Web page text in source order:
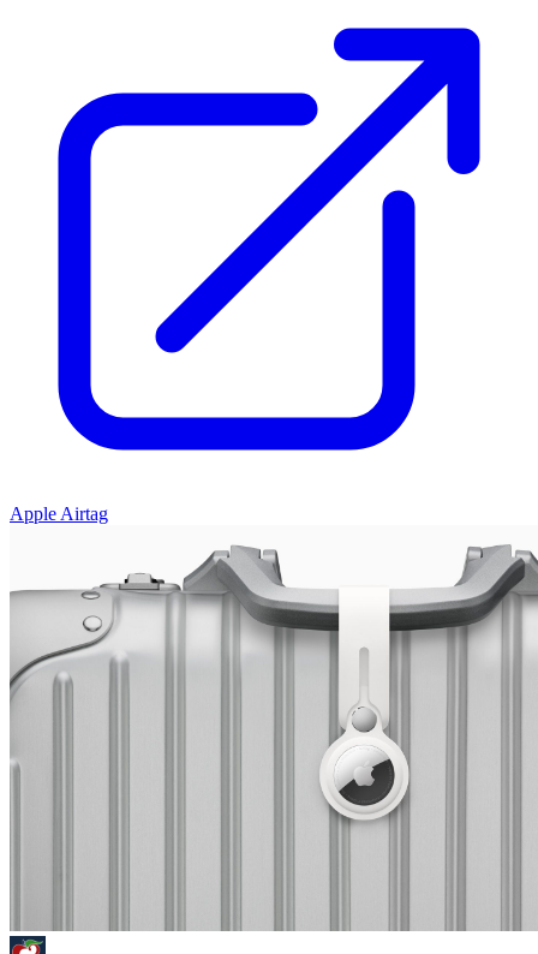
Apple Airtag